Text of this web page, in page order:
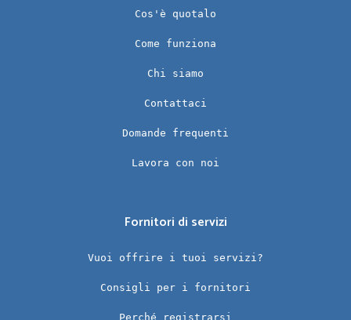
Cos'è quotalo
Come funziona
Chi siamo
Contattaci
Domande frequenti
Lavora con noi
Fornitori di servizi
Vuoi offrire i tuoi servizi?
Consigli per i fornitori
Perché registrarsi